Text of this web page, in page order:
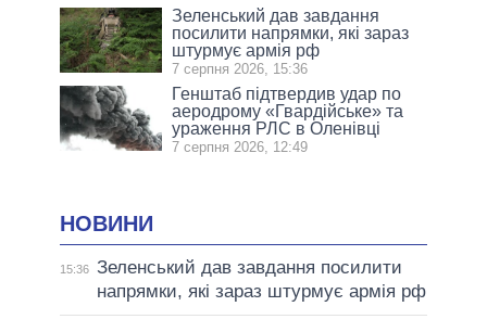
Зеленський дав завдання
посилити напрямки, які зараз
штурмує армія рф
7 серпня 2026, 15:36
Генштаб підтвердив удар по
аеродрому «Гвардійське» та
ураження РЛС в Оленівці
7 серпня 2026, 12:49
НОВИНИ
15:36 Зеленський дав завдання посилити
напрямки, які зараз штурмує армія рф